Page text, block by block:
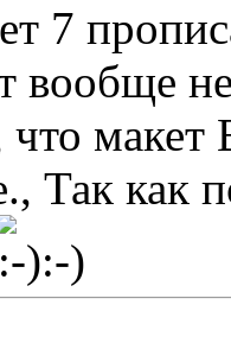
7
вообще
макет
Так как